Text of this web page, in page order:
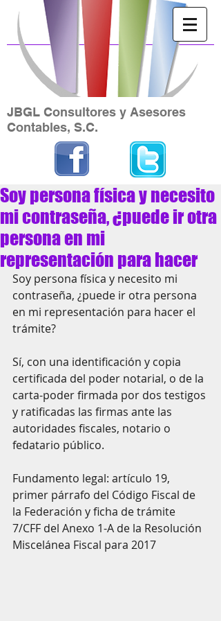
JBGL Consultores y Asesores
Contables, S.C.
Soy persona física y necesito
mi contraseña, ¿puede ir otra
persona en mi
representación para hacer
Soy persona física y necesito mi
contraseña, ¿puede ir otra persona
en mi representación para hacer el
trámite?
Sí, con una identificación y copia
certificada del poder notarial, o de la
carta-poder firmada por dos testigos
y ratificadas las firmas ante las
autoridades fiscales, notario o
fedatario público.
Fundamento legal: artículo 19,
primer párrafo del Código Fiscal de
la Federación y ficha de trámite
7/CFF del Anexo 1-A de la Resolución
Miscelánea Fiscal para 2017